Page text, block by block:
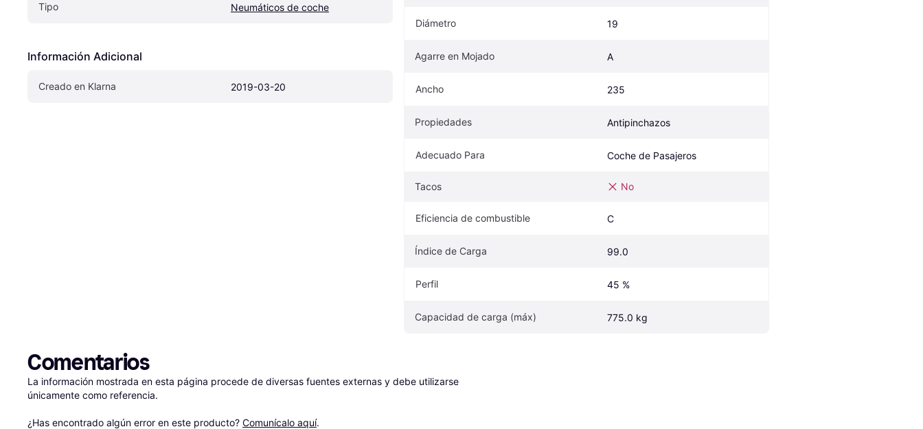
Tipo Neumáticos de coche
Información Adicional
Creado en Klarna 2019-03-20
Diámetro 19
Agarre en Mojado A
Ancho 235
Propiedades Antipinchazos
Adecuado Para Coche de Pasajeros
Tacos No
Eficiencia de combustible C
Índice de Carga 99.0
Perfil 45 %
Capacidad de carga (máx) 775.0 kg
Comentarios
La información mostrada en esta página procede de diversas fuentes externas y debe utilizarse
únicamente como referencia.
¿Has encontrado algún error en este producto? Comunícalo aquí.